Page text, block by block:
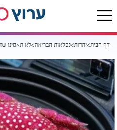
דף הבית יהדות נפלאות הבריאה